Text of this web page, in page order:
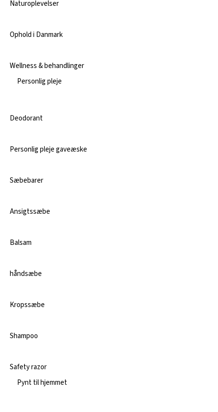
Naturoplevelser
Ophold i Danmark
Wellness & behandlinger
Personlig pleje
Deodorant
Personlig pleje gaveæske
Sæbebarer
Ansigtssæbe
Balsam
håndsæbe
Kropssæbe
Shampoo
Safety razor
Pynt til hjemmet